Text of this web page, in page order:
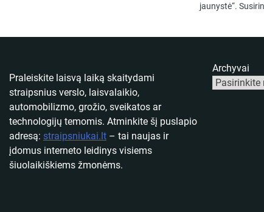
jaunystė“.
Praleiskite laisvą laiką skaitydami
straipsnius verslo, laisvalaikio,
automobilizmo, grožio, sveikatos ar
technologijų temomis. Atminkite šį puslapio
adresą: straipsniukai.lt – tai naujas ir
įdomus interneto leidinys visiems
šiuolaikiškiems žmonėms.
Archyvai